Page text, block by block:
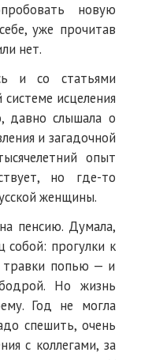
новую
уже прочитав
нет.
и со статьями
исцеления
давно слышала о
и загадочной
опыт
но где-то
женщины.
пенсию. Думала,
собой: прогулки к
травки попью — и
Но жизнь
Год не могла
спешить, очень
с коллегами, за